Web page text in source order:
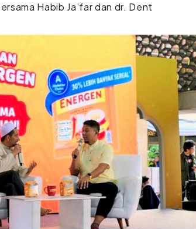
Habib Ja’far dan dr. Dent